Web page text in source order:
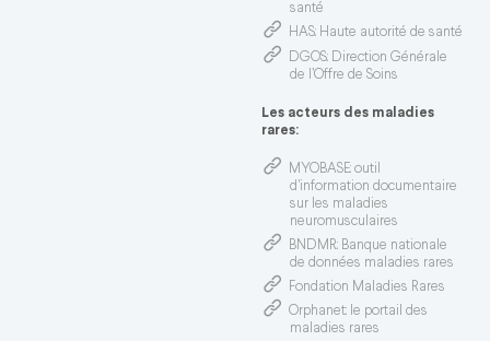
santé
HAS: Haute autorité de santé
DGOS: Direction Générale
de l’Offre de Soins
Les acteurs des maladies
rares:
MYOBASE: outil
d'information documentaire
sur les maladies
neuromusculaires
BNDMR: Banque nationale
de données maladies rares
Fondation Maladies Rares
Orphanet: le portail des
maladies rares